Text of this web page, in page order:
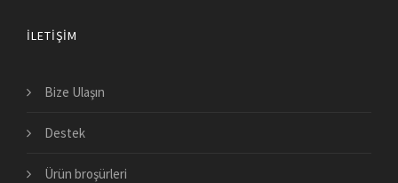
İLETIŞIM
Bize Ulaşın
Destek
Ürün broşürleri